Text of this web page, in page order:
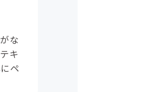
な
キ
ペ